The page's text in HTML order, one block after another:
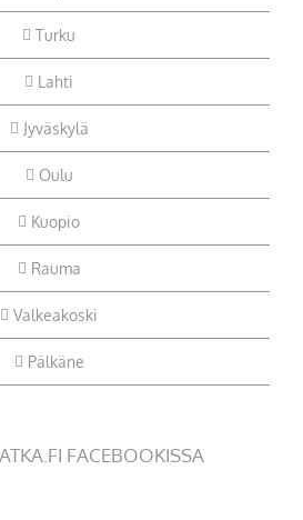
Turku
Lahti
Jyväskylä
Oulu
Kuopio
Rauma
Valkeakoski
Pälkäne
FACEBOOKISSA